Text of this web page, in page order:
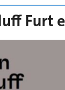
Furt